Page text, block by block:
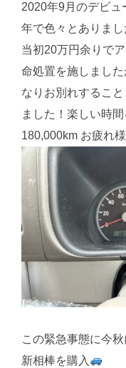
2020年9月のデビュ
年で色々とありまし
当初20万円余りで
命処置を施しまし
なりお別れするこ
ました！楽しい時
180,000km お疲れ
この緊急事態に今
新相棒を購入